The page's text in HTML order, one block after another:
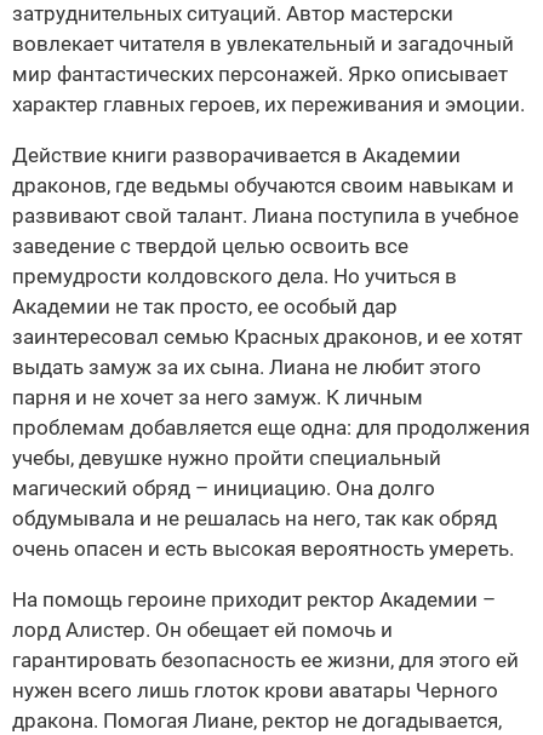
затруднительных ситуаций. Автор мастерски
вовлекает читателя в увлекательный и загадочный
мир фантастических персонажей. Ярко описывает
характер главных героев, их переживания и эмоции.
Действие книги разворачивается в Академии
драконов, где ведьмы обучаются своим навыкам и
развивают свой талант. Лиана поступила в учебное
заведение с твердой целью освоить все
премудрости колдовского дела. Но учиться в
Академии не так просто, ее особый дар
заинтересовал семью Красных драконов, и ее хотят
выдать замуж за их сына. Лиана не любит этого
парня и не хочет за него замуж. К личным
проблемам добавляется еще одна: для продолжения
учебы, девушке нужно пройти специальный
магический обряд – инициацию. Она долго
обдумывала и не решалась на него, так как обряд
очень опасен и есть высокая вероятность умереть.
На помощь героине приходит ректор Академии –
лорд Алистер. Он обещает ей помочь и
гарантировать безопасность ее жизни, для этого ей
нужен всего лишь глоток крови аватары Черного
дракона. Помогая Лиане, ректор не догадывается,